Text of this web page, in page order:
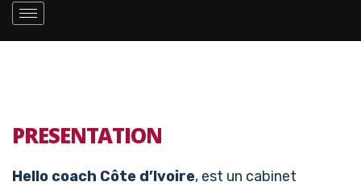
PRESENTATION
Hello coach Côte d’Ivoire, est un cabinet